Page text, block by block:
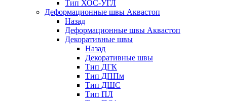
Тип ХОС-УГЛ
Деформационные швы Аквастоп
Назад
Деформационные швы Аквастоп
Декоративные швы
Назад
Декоративные швы
Тип ДГК
Тип ДППм
Тип ДШС
Тип ПЛ